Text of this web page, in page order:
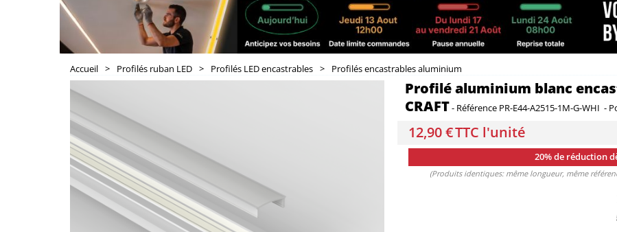
Accueil > Profilés ruban LED > Profilés LED encastrables > Profilés encastrables aluminium
Profilé aluminium blanc
CRAFT- Référence PR-E44-A2515-1M-G-WHI -
12,90 €TTC l'unité
20% de réduction
(Produits identiques: même longueur, même